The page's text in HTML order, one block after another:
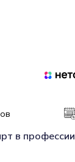
в профессии